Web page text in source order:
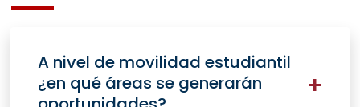
A nivel de movilidad estudiantil
¿en qué áreas se generarán